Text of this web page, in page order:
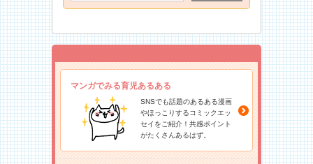
マンガでみる育児あるある
SNSでも話題のあるある漫画
やほっこりするコミックエッ
セイをご紹介！共感ポイント
がたくさんあるはず。